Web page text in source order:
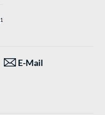
1
E-Mail